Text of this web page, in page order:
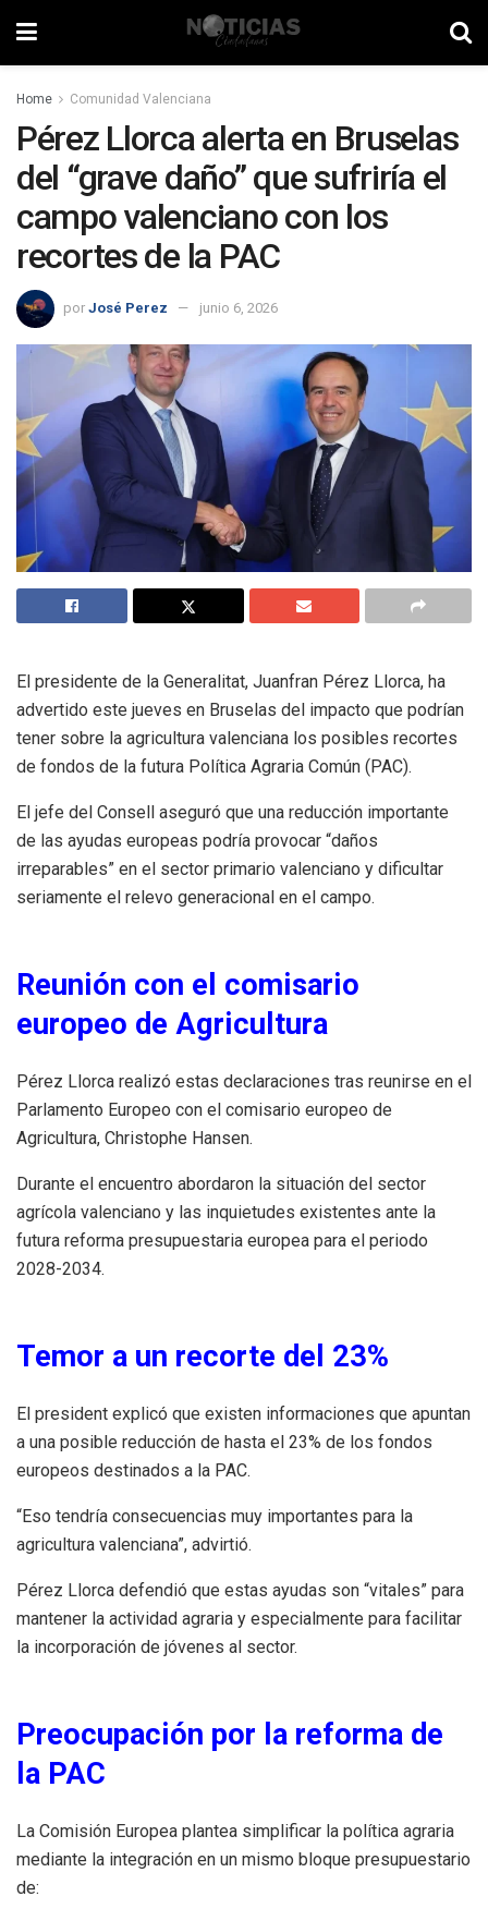
Home Comunidad Valenciana
Pérez Llorca alerta en Bruselas
del “grave daño” que sufriría el
campo valenciano con los
recortes de la PAC
por José Perez junio 6, 2026
El presidente de la Generalitat, Juanfran Pérez Llorca, ha
advertido este jueves en Bruselas del impacto que podrían
tener sobre la agricultura valenciana los posibles recortes
de fondos de la futura Política Agraria Común (PAC).
El jefe del Consell aseguró que una reducción importante
de las ayudas europeas podría provocar “daños
irreparables” en el sector primario valenciano y dificultar
seriamente el relevo generacional en el campo.
Reunión con el comisario
europeo de Agricultura
Pérez Llorca realizó estas declaraciones tras reunirse en el
Parlamento Europeo con el comisario europeo de
Agricultura, Christophe Hansen.
Durante el encuentro abordaron la situación del sector
agrícola valenciano y las inquietudes existentes ante la
futura reforma presupuestaria europea para el periodo
2028-2034.
Temor a un recorte del 23%
El president explicó que existen informaciones que apuntan
a una posible reducción de hasta el 23% de los fondos
europeos destinados a la PAC.
“Eso tendría consecuencias muy importantes para la
agricultura valenciana”, advirtió.
Pérez Llorca defendió que estas ayudas son “vitales” para
mantener la actividad agraria y especialmente para facilitar
la incorporación de jóvenes al sector.
Preocupación por la reforma de
la PAC
La Comisión Europea plantea simplificar la política agraria
mediante la integración en un mismo bloque presupuestario
de: